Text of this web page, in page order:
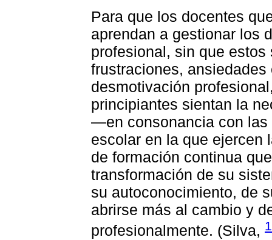
Para que los docentes
aprendan a gestionar los
profesional, sin que
frustraciones,
desmotivación
principiantes sientan la
—en consonancia con las
escolar en la que
de formación continua
transformación de su
su autoconocimiento, de
abrirse más al cambio y
profesionalmente. (Silva,